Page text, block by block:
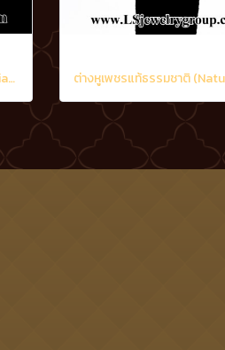
ต่างหูเพชรแท้ธรรมชาติ (Natural Diamonds) 1.20 Ct.